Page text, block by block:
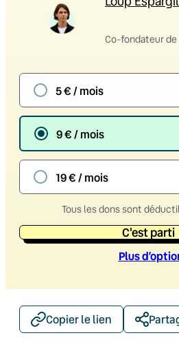
Co-fondateur de
5 € / mois
9 € / mois
19 € / mois
Tous les dons sont
C'est parti
Plus
Copier le lien